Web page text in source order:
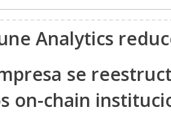
Analytics
se
on-chain